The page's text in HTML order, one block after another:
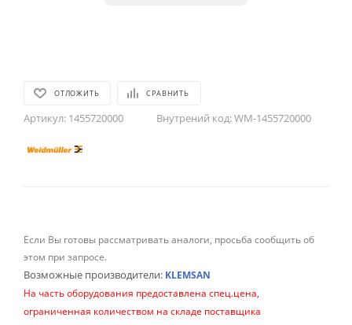
ОТЛОЖИТЬ СРАВНИТЬ
Артикул: 1455720000 Внутрений код:WM-1455720000
Если Вы готовы рассматривать аналоги, просьба сообщить об
этом при запросе.
Возможные производители: KLEMSAN
На часть оборудования предоставлена спец.цена,
ограниченная количеством на складе поставщика